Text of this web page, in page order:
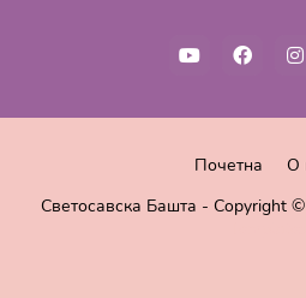
Светосавска Башта - Copyright
Почетна О